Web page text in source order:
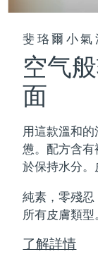
斐珞爾小
空气
面
用這款溫和
憊。配方含
於保持水分。
純素，零殘
所有皮膚類型
了解詳情